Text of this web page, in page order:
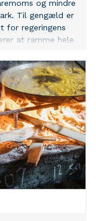
og mindre
Til gengæld er
for regeringens
at ramme hele